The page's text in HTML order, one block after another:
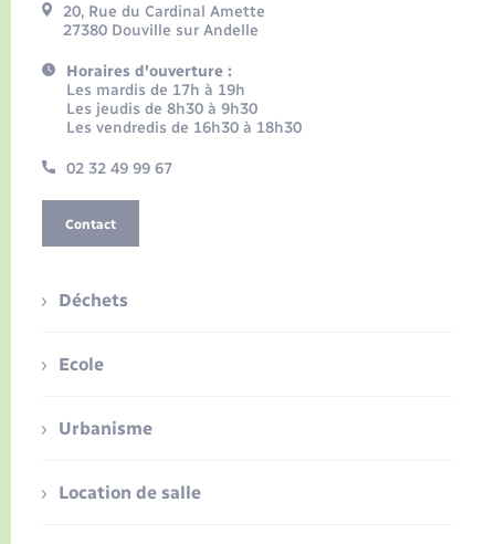
20, Rue du Cardinal Amette
27380 Douville sur Andelle
Horaires d'ouverture :
Les mardis de 17h à 19h
Les jeudis de 8h30 à 9h30
Les vendredis de 16h30 à 18h30
02 32 49 99 67
Contact
Déchets
Ecole
Urbanisme
Location de salle